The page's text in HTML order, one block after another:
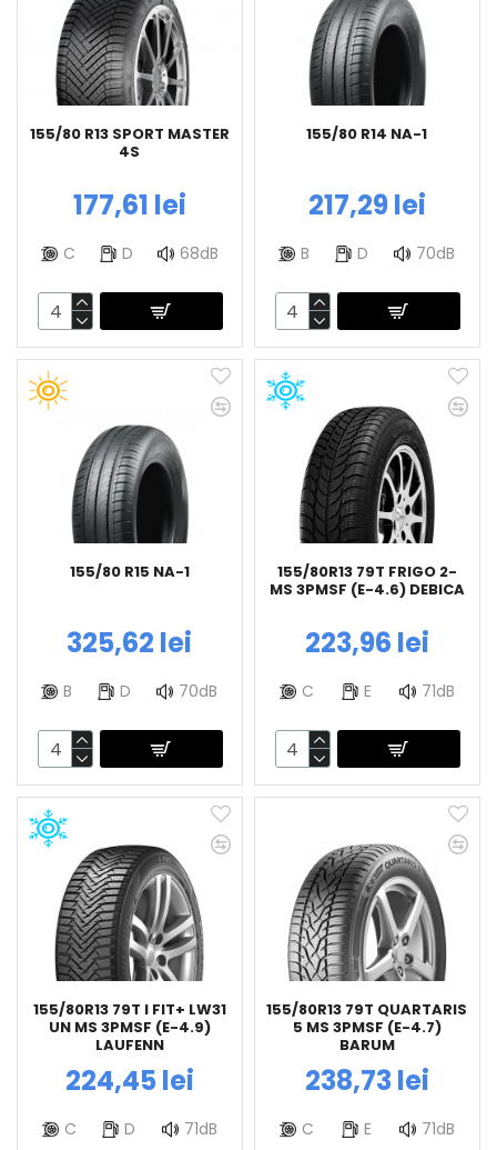
155/80 R13 SPORT MASTER
4S
177,61 lei
C D 68dB
155/80 R14 NA-1
217,29 lei
B D 70dB
155/80 R15 NA-1
325,62 lei
B D 70dB
155/80R13 79T FRIGO 2-
MS 3PMSF (E-4.6) DEBICA
223,96 lei
C E 71dB
155/80R13 79T I FIT+ LW31
UN MS 3PMSF (E-4.9)
LAUFENN
224,45 lei
C D 71dB
155/80R13 79T QUARTARIS
5 MS 3PMSF (E-4.7)
BARUM
238,73 lei
C E 71dB